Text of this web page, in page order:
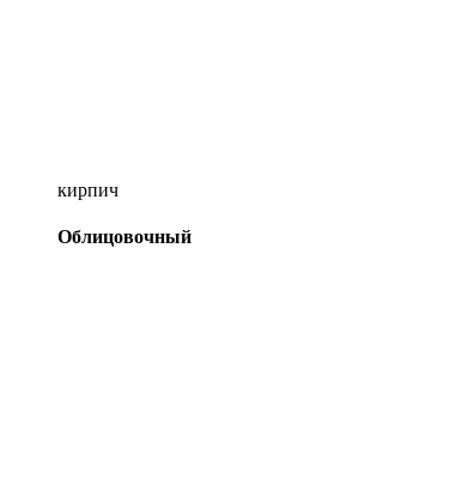
кирпич
Облицовочный